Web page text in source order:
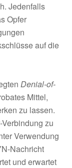
Jedenfalls
Opfer
auf die
Denial-of-
Mittel,
zu lassen.
zu
Verwendung
Nachricht
und erwartet